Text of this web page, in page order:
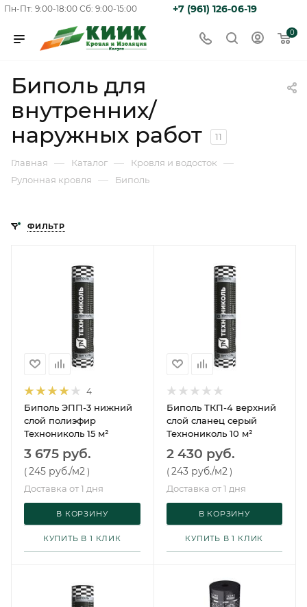
Пн-Пт: 9:00-18:00 Сб: 9:00-15:00 +7 (961) 126-06-19
0
Биполь для
внутренних/
наружных работ
11
Главная — Каталог — Кровля и водосток —
Рулонная кровля — Биполь
ФИЛЬТР
4
Биполь ЭПП-3 нижний
слой полиэфир
Технониколь 15 м²
3 675 руб.
(245 руб./м2 )
Доставка от 1 дня
В КОРЗИНУ
КУПИТЬ В 1 КЛИК
Биполь ТКП-4 верхний
слой сланец серый
Технониколь 10 м²
2 430 руб.
(243 руб./м2 )
Доставка от 1 дня
В КОРЗИНУ
КУПИТЬ В 1 КЛИК